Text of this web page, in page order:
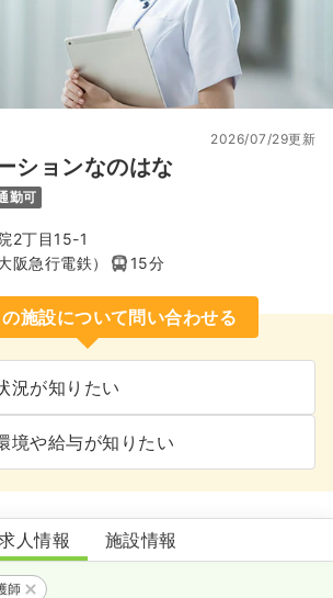
ションなのはな
2026/07/29更新
勤可
2丁目15-1
阪急行電鉄）
15分
の施設について問い合わせる
況が知りたい
境や給与が知りたい
看護ステーションなのはな
人情報 施設情報
師